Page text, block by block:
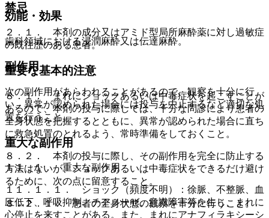
禁忌
２．１． 本剤の成分又はアミド型局所麻酔薬に対し過敏症
の既往歴のある患者。
重要な基本的注意
８．１． まれにショックあるいは中毒症状を起こすことが
あるので、本剤の投与に際しては、十分な問診により患者の
全身状態を把握するとともに、異常が認められた場合に直ち
に救急処置のとれるよう、常時準備をしておくこと。
８．２． 本剤の投与に際し、その副作用を完全に防止する
方法はないが、ショックあるいは中毒症状をできるだけ避け
るために、次の点に留意すること。
８．２．１． 患者の全身状態の観察を十分に行うこと。
効能・効果
歯科領域における浸潤麻酔又は伝達麻酔。
副作用
次の副作用があらわれることがあるので、観察を十分に行
い、異常が認められた場合には投与を中止するなど適切な処
置を行うこと。
重大な副作用
１１．１． 重大な副作用
１１．１．１． ショック（頻度不明）：徐脈、不整脈、血
圧低下、呼吸抑制、チアノーゼ、意識障害等を生じ、まれに
心停止を来すことがある。また、まれにアナフィラキシーシ